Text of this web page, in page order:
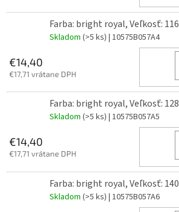
Farba: bright royal, Veľkosť: 116
Skladom (>5 ks) | 10575B057A4
€14,40
€17,71 vrátane DPH
Farba: bright royal, Veľkosť: 128
Skladom (>5 ks) | 10575B057A5
€14,40
€17,71 vrátane DPH
Farba: bright royal, Veľkosť: 140
Skladom (>5 ks) | 10575B057A6